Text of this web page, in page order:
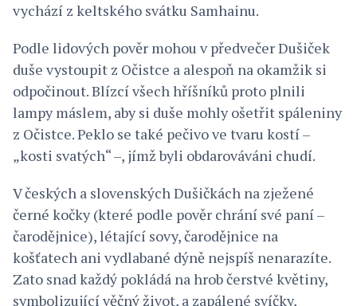
vychází z keltského svátku Samhainu.
Podle lidových pověr mohou v předvečer Dušiček
duše vystoupit z Očistce a alespoň na okamžik si
odpočinout. Blízcí všech hříšníků proto plnili
lampy máslem, aby si duše mohly ošetřit spáleniny
z Očistce. Peklo se také pečivo ve tvaru kostí –
„kosti svatých“ –, jímž byli obdarováváni chudí.
V českých a slovenských Dušičkách na zježené
černé kočky (které podle pověr chrání své paní –
čarodějnice), létající sovy, čarodějnice na
košťatech ani vydlabané dýně nejspíš nenarazíte.
Zato snad každý pokládá na hrob čerstvé květiny,
symbolizující věčný život, a zapálené svíčky,